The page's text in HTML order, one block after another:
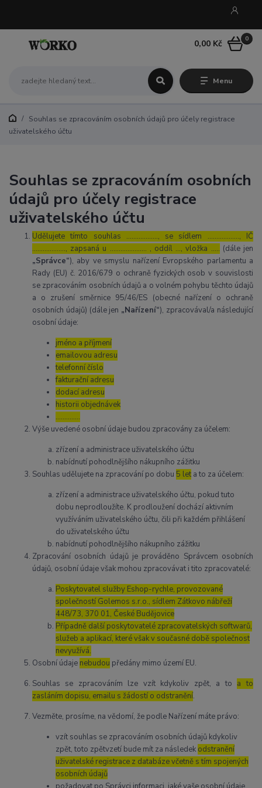
Menu
0
0,00 Kč
Souhlas se zpracováním osobních údajů pro účely registrace
uživatelského účtu
Souhlas se zpracováním osobních
údajů pro účely registrace
uživatelského účtu
Udělujete tímto souhlas ……………..., se sídlem ………………, IČ
………………., zapsaná u ………………… , oddíl …, vložka ….. (dále jen
„Správce“), aby ve smyslu nařízení Evropského parlamentu a
Rady (EU) č. 2016/679 o ochraně fyzických osob v souvislosti
se zpracováním osobních údajů a o volném pohybu těchto údajů
a o zrušení směrnice 95/46/ES (obecné nařízení o ochraně
osobních údajů) (dále jen „Nařízení“), zpracovával/a následující
osobní údaje:
jméno a příjmení
emailovou adresu
telefonní číslo
fakturační adresu
dodací adresu
historii objednávek
…………..
Výše uvedené osobní údaje budou zpracovány za účelem:
zřízení a administrace uživatelského účtu
nabídnutí pohodlnějšího nákupního zážitku
Souhlas udělujete na zpracování po dobu 5 let a to za účelem:
zřízení a administrace uživatelského účtu, pokud tuto
dobu neprodloužíte. K prodloužení dochází aktivním
využíváním uživatelského účtu, čili při každém přihlášení
do uživatelského účtu
nabídnutí pohodlnějšího nákupního zážitku
Zpracování osobních údajů je prováděno Správcem osobních
údajů, osobní údaje však mohou zpracovávat i tito zpracovatelé:
Poskytovatel služby Eshop-rychle, provozované
společností Golemos s.r.o., sídlem Zátkovo nábřeží
448/73, 370 01, České Budějovice
Případně další poskytovatelé zpracovatelských softwarů,
služeb a aplikací, které však v současné době společnost
nevyužívá.
Osobní údaje nebudou předány mimo území EU.
Souhlas se zpracováním lze vzít kdykoliv zpět, a to a to
zasláním dopisu, emailu s žádostí o odstranění.
Vezměte, prosíme, na vědomí, že podle Nařízení máte právo:
vzít souhlas se zpracováním osobních údajů kdykoliv
zpět, toto zpětvzetí bude mít za následek odstranění
uživatelské registrace z databáze včetně s tím spojených
osobních údajů